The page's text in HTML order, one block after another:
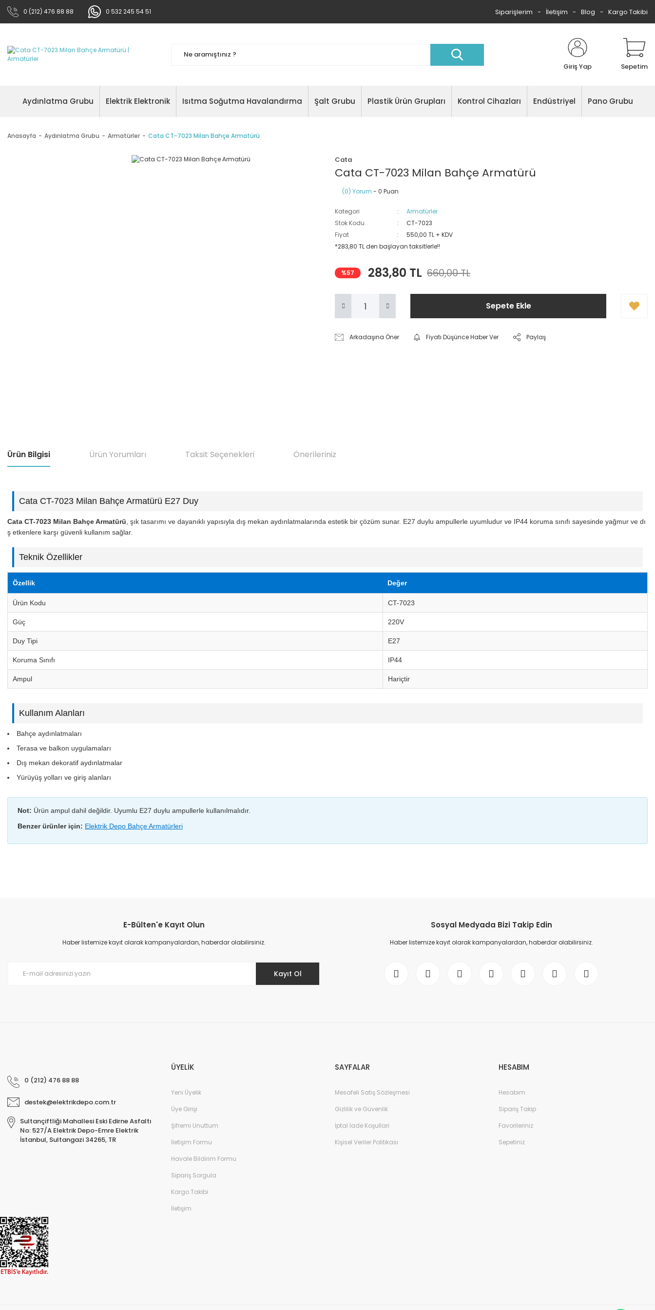
0 (212) 476 88 88 0 532 245 54 51 Siparişlerim İletişim Blog Kargo Takibi
Giriş Yap Sepetim
Aydınlatma Grubu Elektrik Elektronik Isıtma Soğutma Havalandırma Şalt Grubu Plastik Ürün Grupları Kontrol Cihazları Endüstriyel Pano Grubu
Anasayfa Aydınlatma Grubu Armatürler Cata CT-7023 Milan Bahçe Armatürü
Cata
Cata CT-7023 Milan Bahçe Armatürü
(0) Yorum - 0 Puan
Kategori
Armatürler
Stok Kodu
CT-7023
Fiyat
550,00 TL + KDV
*283,80 TL den başlayan taksitlerle!!
%57 283,80 TL 660,00 TL
Sepete Ekle
Arkadaşına Öner Fiyatı Düşünce Haber Ver Paylaş
Ürün Bilgisi Ürün Yorumları Taksit Seçenekleri Önerileriniz
Cata CT-7023 Milan Bahçe Armatürü E27 Duy
Cata CT-7023 Milan Bahçe Armatürü , şık tasarımı ve dayanıklı yapısıyla dış mekan aydınlatmalarında estetik bir çözüm sunar. E27 duylu ampullerle uyumludur ve IP44 koruma sınıfı sayesinde yağmur ve dı
ş etkenlere karşı güvenli kullanım sağlar.
Teknik Özellikler
Özellik Değer
Ürün Kodu CT-7023
Güç 220V
Duy Tipi E27
Koruma Sınıfı IP44
Ampul Hariçtir
Kullanım Alanları
Bahçe aydınlatmaları
Terasa ve balkon uygulamaları
Dış mekan dekoratif aydınlatmalar
Yürüyüş yolları ve giriş alanları
Not: Ürün ampul dahil değildir. Uyumlu E27 duylu ampullerle kullanılmalıdır.
Benzer ürünler için: Elektrik Depo Bahçe Armatürleri
Ürün resmi kalitesiz, bozuk veya görüntülenemiyor.
Ürün açıklamasında eksik bilgiler bulunuyor.
E-Bülten'e Kayıt Olun
Haber listemize kayıt olarak kampanyalardan, haberdar olabilirsiniz.
Kayıt Ol
Sosyal Medyada Bizi Takip Edin
Haber listemize kayıt olarak kampanyalardan, haberdar olabilirsiniz.
0 (212) 476 88 88
destek@elektrikdepo.com.tr
Sultançiftliği Mahallesi Eski Edirne Asfaltı
No: 527/A Elektrik Depo-Emre Elektrik
İstanbul, Sultangazi 34265, TR
ÜYELİK
Yeni Üyelik
Üye Girişi
Şifremi Unuttum
İletişim Formu
Havale Bildirim Formu
Sipariş Sorgula
Kargo Takibi
İletişim
SAYFALAR
Mesafeli Satış Sözleşmesi
Gizlilik ve Güvenlik
İptal İade Koşullari
Kişisel Veriler Politikası
HESABIM
Hesabım
Sipariş Takip
Favorileriniz
Sepetiniz